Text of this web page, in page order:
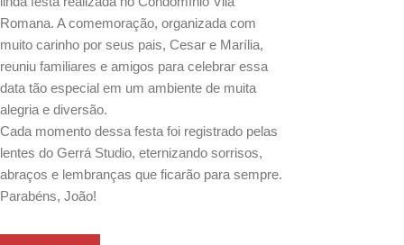
Romana. A comemoração, organizada com
muito carinho por seus pais, Cesar e Marília,
reuniu familiares e amigos para celebrar essa
data tão especial em um ambiente de muita
alegria e diversão.
Cada momento dessa festa foi registrado pelas
lentes do Gerrá Studio, eternizando sorrisos,
abraços e lembranças que ficarão para sempre.
Parabéns, João!